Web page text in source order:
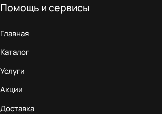
Помощь и сервисы
Главная
Каталог
Услуги
Акции
Доставка